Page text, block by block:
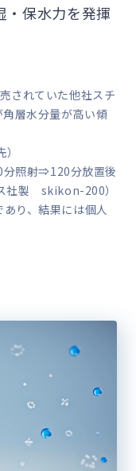
・保水力を発揮
されていた他社スチ
層水分量が高い傾
分照射⇒120分放置後
社製 skikon-200）
り、結果には個人